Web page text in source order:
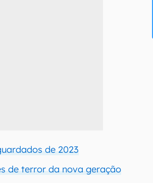
de 2023
de terror da nova geração